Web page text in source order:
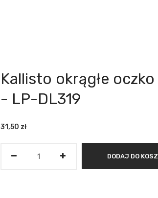
Kallisto okrągłe
- LP-DL319
31,50 zł
DODAJ DO